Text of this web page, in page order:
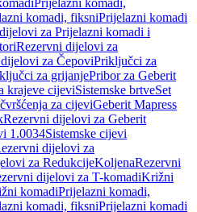
Prijelazni komadi,
komadi, fiksniPrijelazni komadi
za Prijelazni komadi i
Rezervni dijelovi za
za ČepoviPriključci za
za grijanjePribor za Geberit
krajeve cijeviSistemske brtveSet
za cijeviGeberit Mapress
Rezervni dijelovi za Geberit
1.0034Sistemske cijevi
dijelovi za
za RedukcijeKoljenaRezervni
dijelovi za T-komadiKrižni
komadiPrijelazni komadi,
komadi, fiksniPrijelazni komadi